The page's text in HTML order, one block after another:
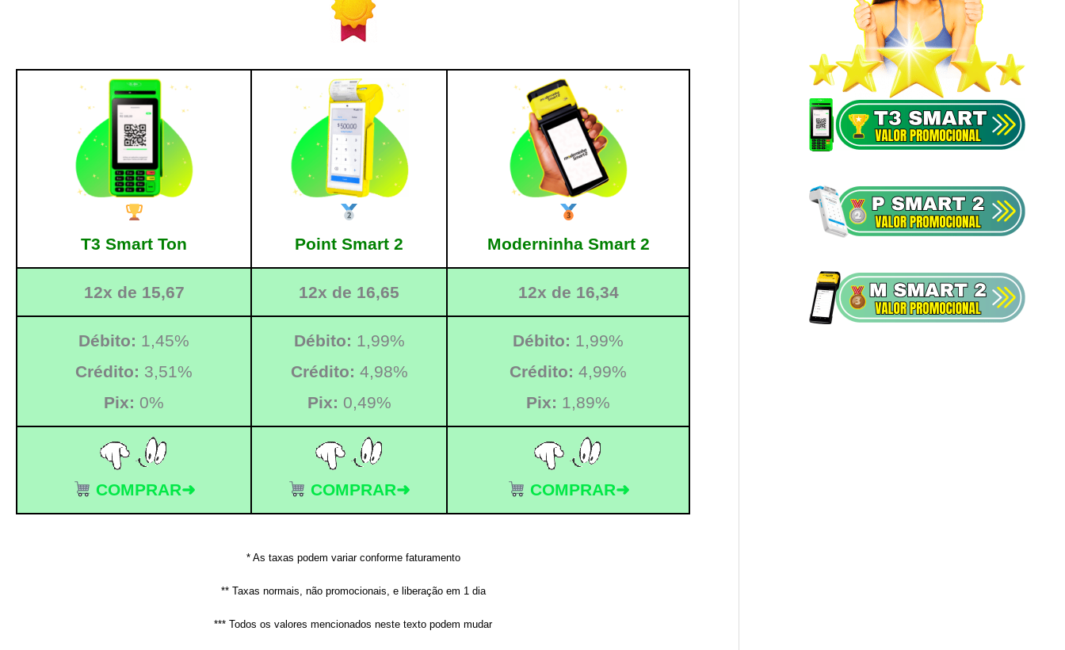
T3 Smart Ton Point Smart 2 Moderninha Smart 2
12x de 15,67 12x de 16,65 12x de 16,34
Débito: 1,45%
Crédito: 3,51%
Pix: 0%
Débito: 1,99%
Crédito: 4,98%
Pix: 0,49%
Débito: 1,99%
Crédito: 4,99%
Pix: 1,89%
COMPRAR➜ COMPRAR➜ COMPRAR➜
* As taxas podem variar conforme faturamento
** Taxas normais, não promocionais, e liberação em 1 dia
*** Todos os valores mencionados neste texto podem mudar